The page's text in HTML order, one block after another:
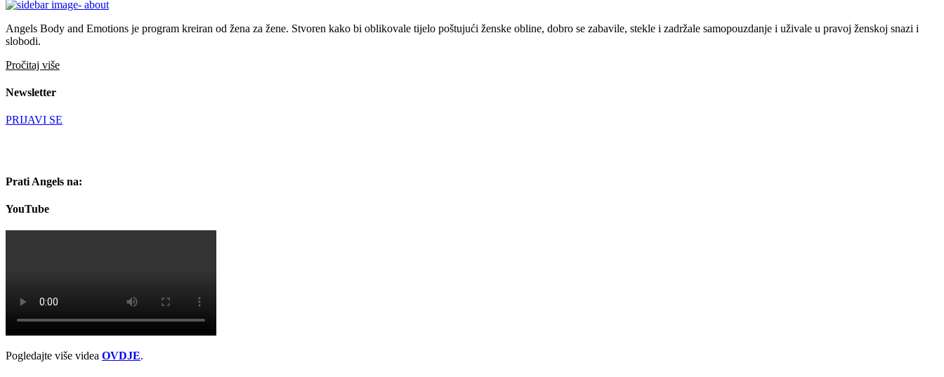
Angels Body and Emotions je program kreiran od žena za žene. Stvoren kako bi oblikovale tijelo poštujući ženske obline, dobro se zabavile, stekle i zadržale samopouzdanje i uživale u pravoj ženskoj snazi i
slobodi.
Pročitaj više
Newsletter
PRIJAVI SE
Prati Angels na:
YouTube
Pogledajte više videa OVDJE.